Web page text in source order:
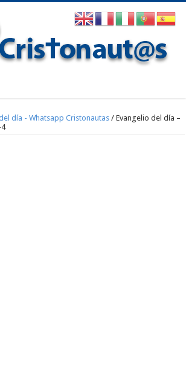
día - Whatsapp Cristonautas / Evangelio del día –
4